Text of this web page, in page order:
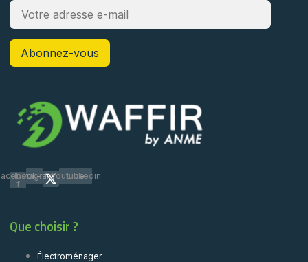
f
InstagramYoutubeLinkedin
Que choisir ?
Électroménager